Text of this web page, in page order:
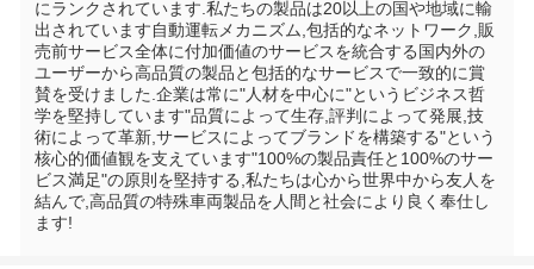
にランクされています.私たちの製品は20以上の国や地域に輸
出されています自動運転メカニズム,包括的なネットワーク,販
売前サービス全体に付加価値のサービスを統合する国内外の
ユーザーから高品質の製品と包括的なサービスで一致的に賞
賛を受けました.企業は常に"人材を中心に"というビジネス哲
学を堅持しています"品質によって生存,評判によって発展,技
術によって革新,サービスによってブランドを構築する"という
核心的価値観を支えています"100%の製品責任と100%のサー
ビス満足"の原則を堅持する,私たちは心から世界中から友人を
結んで,高品質の特殊車両製品を人間と社会により良く奉仕し
ます!